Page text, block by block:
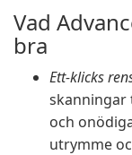
Vad
bra
Ett-klicks
skanningar
och
utrymme